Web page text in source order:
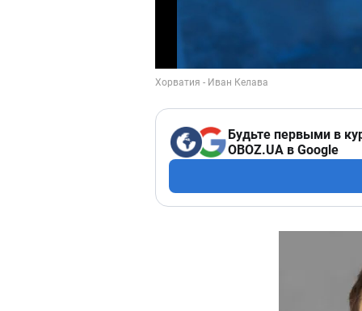
Будьте первыми в
OBOZ.UA в Google